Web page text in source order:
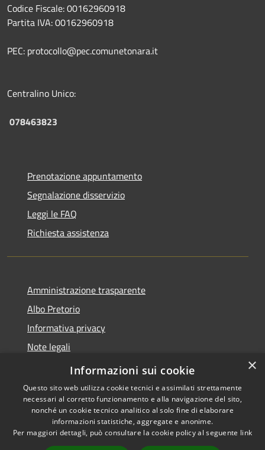
Codice Fiscale: 00162960918
Partita IVA: 00162960918
PEC: protocollo@pec.comunetonara.it
Centralino Unico:
078463823
Prenotazione appuntamento
Segnalazione disservizio
Leggi le FAQ
Richiesta assistenza
Amministrazione trasparente
Albo Pretorio
Informativa privacy
Note legali
Dichiarazione di accessibilità
Accessibilità
Copyright © 2026 • Comune di
Tonara • Powered by
×
Informazioni sui cookie
Questo sito web utilizza cookie tecnici e assimilati strettamente
necessari al corretto funzionamento e alla navigazione del sito,
nonché un cookie tecnico analitico al solo fine di elaborare
informazioni statistiche, aggregate e anonime.
Per maggiori dettagli, può consultare la cookie policy al seguente link